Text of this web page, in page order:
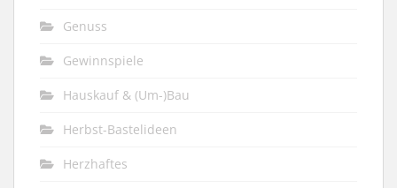
Genuss
Gewinnspiele
Hauskauf & (Um-)Bau
Herbst-Bastelideen
Herzhaftes